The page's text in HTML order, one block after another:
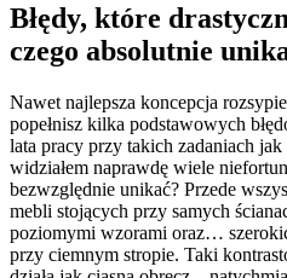
Błędy, które
czego absolutnie
Nawet najlepsza koncepcja
popełnisz kilka podstawowych
lata pracy przy takich zadaniach jak
widziałem naprawdę wiele
bezwzględnie unikać? Przede
mebli stojących przy samych
poziomymi wzorami oraz…
przy ciemnym stropie. Taki